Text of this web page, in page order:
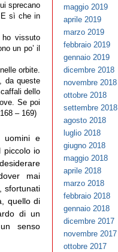
sprecano
E sì che in
vissuto
un po’ il
orbite.
da queste
dello
Se poi
– 169)
uomini e
piccolo io
mai
sfortunati
quello di
di un
senso
maggio 2019
aprile 2019
marzo 2019
febbraio 2019
gennaio 2019
dicembre 2018
novembre 2018
ottobre 2018
settembre 2018
agosto 2018
luglio 2018
giugno 2018
maggio 2018
aprile 2018
marzo 2018
febbraio 2018
gennaio 2018
dicembre 2017
novembre 2017
ottobre 2017